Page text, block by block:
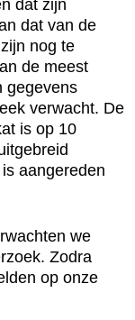
dat zijn
dat van de
nog te
de meest
gegevens
verwacht. De
is op 10
aangereden
we
Zodra
op onze